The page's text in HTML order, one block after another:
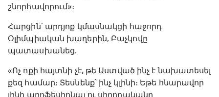
շնորհավորում»։
Հարցին՝ արդյոք կմասնակցի հաջորդ
Օլիմպիական խաղերին, Բաչկովը
պատասխանեց.
«Ոչ ոքի հայտնի չէ, թե Աստված ինչ է նախատեսել
քեզ համար։ Տեսնենք՝ ինչ կլինի։ Եթե հնարավոր
լինի պրոֆեսիոնալ ու սիրողականը